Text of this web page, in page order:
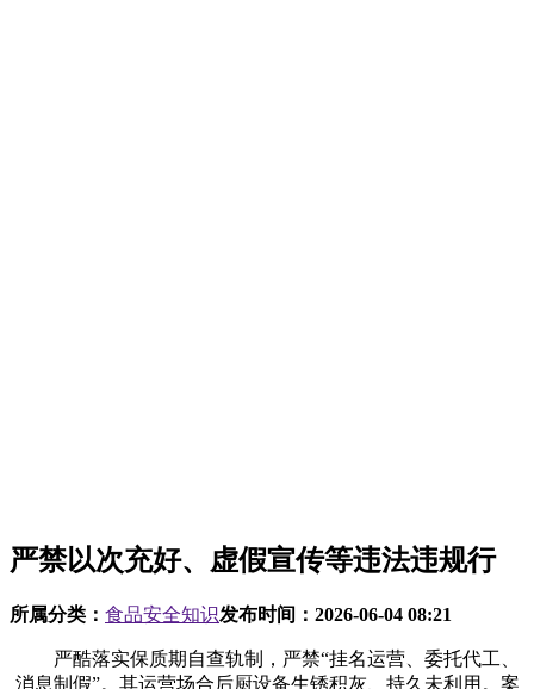
严禁以次充好、虚假宣传等违法违规行
所属分类： 食品安全知识发布时间： 2026-06-04 08:21
严酷落实保质期自查轨制，严禁“挂名运营、委托代工、
消息制假”。其运营场合后厨设备生锈积灰、持久未利用。案